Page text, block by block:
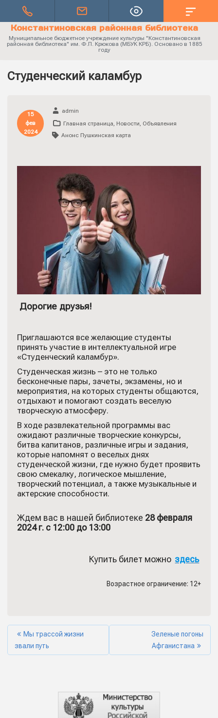
Константиновская районная библиотека
Муниципальное бюджетное учреждение культуры "Константиновская
районная библиотека" им. Ф.П. Крюкова (МБУК КРБ). Основано в 1885
году
Студенческий каламбур
15
фев
2024
admin
Главная страница, Новости, Объявления
Анонс Пушкинская карта
Дорогие друзья!
Приглашаются все желающие студенты
принять участие в интеллектуальной игре
«Студенческий каламбур».
Студенческая жизнь – это не только
бесконечные пары, зачеты, экзамены, но и
мероприятия, на которых студенты общаются,
отдыхают и помогают создать веселую
творческую атмосферу.
В ходе развлекательной программы вас
ожидают различные творческие конкурсы,
битва капитанов, различные игры и задания,
которые напомнят о веселых днях
студенческой жизни, где нужно будет проявить
свою смекалку, логическое мышление,
творческий потенциал, а также музыкальные и
актерские способности.
Ждем вас в нашей библиотеке 28 февраля
2024 г. с 12:00 до 13:00
Купить билет можно здесь
Возрастное ограничение: 12+
Мы трассой жизни
звали путь
Зеленые погоны
Афганистана